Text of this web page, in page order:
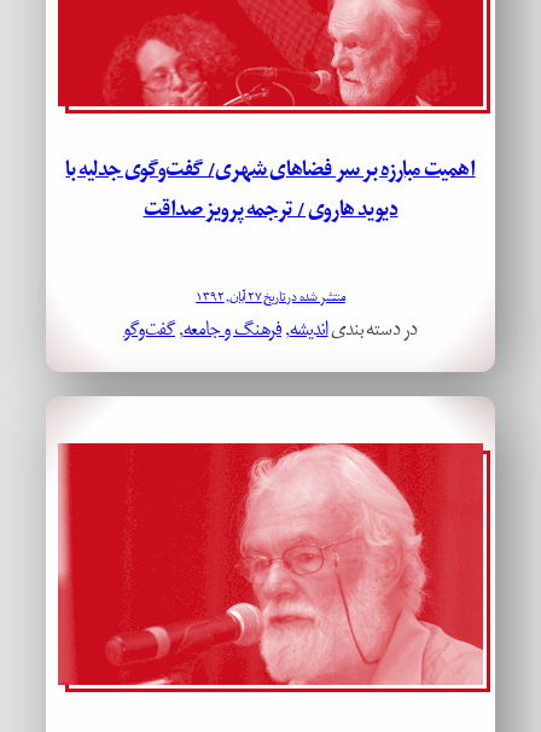
اهمیت مبارزه بر سر فضاهای شهری/ گفت‌وگوی جدلیه با
دیوید هاروی / ترجمه پرویز صداقت
منتشر شده در تاریخ ۲۷ آبان, ۱۳۹۲
در دسته بندیاندیشه, فرهنگ و جامعه, گفت‌وگو